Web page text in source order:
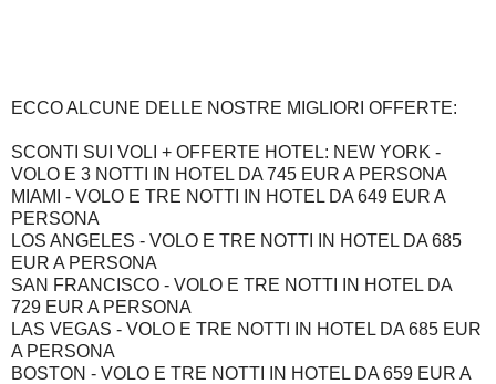
ECCO ALCUNE DELLE NOSTRE MIGLIORI OFFERTE:
SCONTI SUI VOLI + OFFERTE HOTEL: NEW YORK -
VOLO E 3 NOTTI IN HOTEL DA 745 EUR A PERSONA
MIAMI - VOLO E TRE NOTTI IN HOTEL DA 649 EUR A
PERSONA
LOS ANGELES - VOLO E TRE NOTTI IN HOTEL DA 685
EUR A PERSONA
SAN FRANCISCO - VOLO E TRE NOTTI IN HOTEL DA
729 EUR A PERSONA
LAS VEGAS - VOLO E TRE NOTTI IN HOTEL DA 685 EUR
A PERSONA
BOSTON - VOLO E TRE NOTTI IN HOTEL DA 659 EUR A